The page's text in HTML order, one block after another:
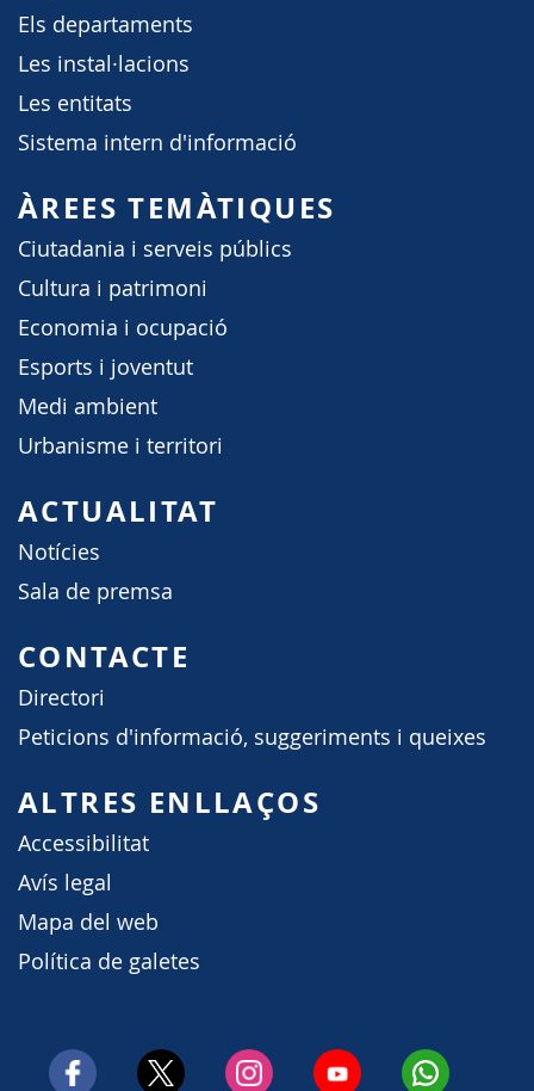
Els departaments
Les instal·lacions
Les entitats
Sistema intern d'informació
ÀREES TEMÀTIQUES
Ciutadania i serveis públics
Cultura i patrimoni
Economia i ocupació
Esports i joventut
Medi ambient
Urbanisme i territori
ACTUALITAT
Notícies
Sala de premsa
CONTACTE
Directori
Peticions d'informació, suggeriments i queixes
ALTRES ENLLAÇOS
Accessibilitat
Avís legal
Mapa del web
Política de galetes